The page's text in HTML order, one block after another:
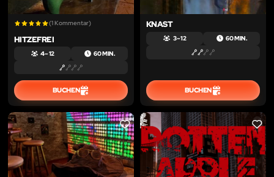
(1 Kommentar)
HITZEFREI
4 – 12 60 MIN.
BUCHEN
KNAST
3 – 12 60 MIN.
BUCHEN
LIKE LIKE